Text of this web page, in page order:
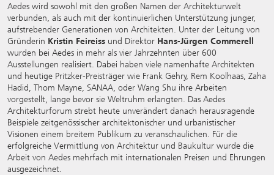
Aedes wird sowohl mit den großen Namen der Architekturwelt
verbunden, als auch mit der kontinuierlichen Unterstützung junger,
aufstrebender Generationen von Architekten. Unter der Leitung von
Gründerin Kristin Feireiss und Direktor Hans-Jürgen Commerell
wurden bei Aedes in mehr als vier Jahrzehnten über 600
Ausstellungen realisiert. Dabei haben viele namenhafte Architekten
und heutige Pritzker-Preisträger wie Frank Gehry, Rem Koolhaas, Zaha
Hadid, Thom Mayne, SANAA, oder Wang Shu ihre Arbeiten
vorgestellt, lange bevor sie Weltruhm erlangten. Das Aedes
Architekturforum strebt heute unverändert danach herausragende
Beispiele zeitgenössischer architektonischer und urbanistischer
Visionen einem breitem Publikum zu veranschaulichen. Für die
erfolgreiche Vermittlung von Architektur und Baukultur wurde die
Arbeit von Aedes mehrfach mit internationalen Preisen und Ehrungen
ausgezeichnet.